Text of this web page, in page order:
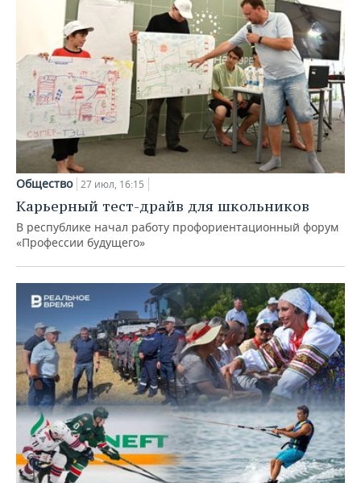
Общество 27 июл, 16:15
Карьерный тест-драйв для школьников
В республике начал работу профориентационный форум
«Профессии будущего»